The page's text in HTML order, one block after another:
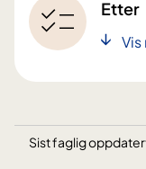
Etter
Vis
Sist faglig